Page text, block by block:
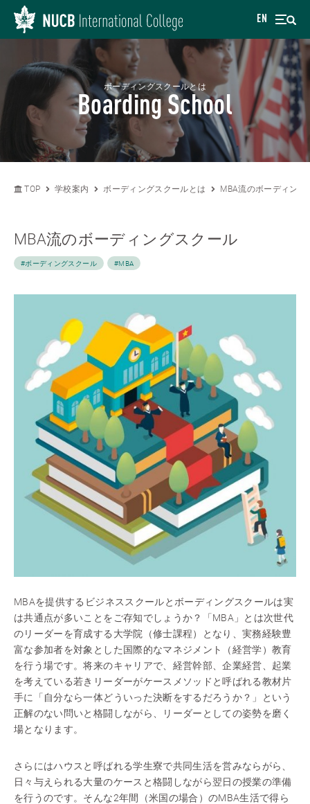
EN
ボーディングスクールとは
Boarding School
TOP 学校案内 ボーディングスクールとは MBA流のボーディング
MBA流のボーディングスクール
#ボーディングスクール #MBA
MBAを提供するビジネススクールとボーディングスクールは実
は共通点が多いことをご存知でしょうか？「MBA」とは次世代
のリーダーを育成する大学院（修士課程）となり、実務経験豊
富な参加者を対象とした国際的なマネジメント（経営学）教育
を行う場です。将来のキャリアで、経営幹部、企業経営、起業
を考えている若きリーダーがケースメソッドと呼ばれる教材片
手に「自分なら一体どういった決断をするだろうか？」という
正解のない問いと格闘しながら、リーダーとしての姿勢を磨く
場となります。
さらにはハウスと呼ばれる学生寮で共同生活を営みならがら、
日々与えられる大量のケースと格闘しながら翌日の授業の準備
を行うのです。そんな2年間（米国の場合）のMBA生活で得ら